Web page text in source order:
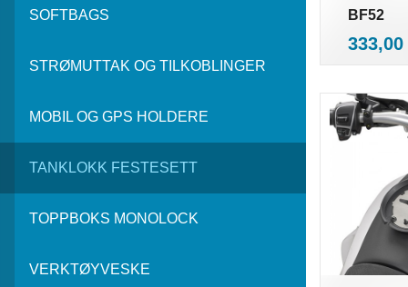
SOFTBAGS
STRØMUTTAK OG TILKOBLINGER
MOBIL OG GPS HOLDERE
TANKLOKK FESTESETT
TOPPBOKS MONOLOCK
VERKTØYVESKE
BF52
Pris
333,00